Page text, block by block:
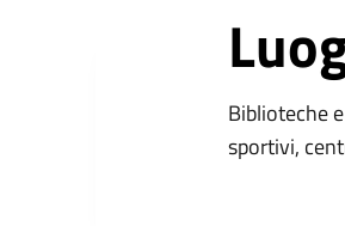
Biblioteche
sportivi,